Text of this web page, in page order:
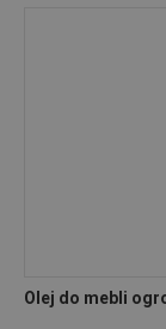
Olej do mebli